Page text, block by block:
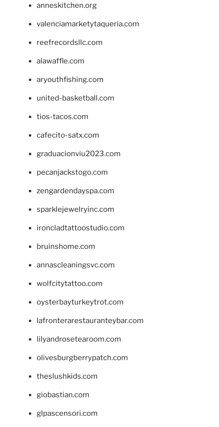
anneskitchen.org
valenciamarketytaqueria.com
reefrecordsllc.com
alawaffle.com
aryouthfishing.com
united-basketball.com
tios-tacos.com
cafecito-satx.com
graduacionviu2023.com
pecanjackstogo.com
zengardendayspa.com
sparklejewelryinc.com
ironcladtattoostudio.com
bruinshome.com
annascleaningsvc.com
wolfcitytattoo.com
oysterbayturkeytrot.com
lafronterarestauranteybar.com
lilyandrosetearoom.com
olivesburgberrypatch.com
theslushkids.com
giobastian.com
glpascensori.com